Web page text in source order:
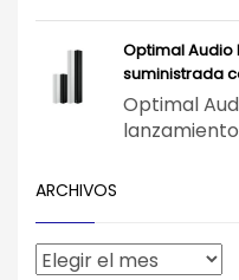
Optimal Audio
suministrada
Optimal
lanzamiento
ARCHIVOS